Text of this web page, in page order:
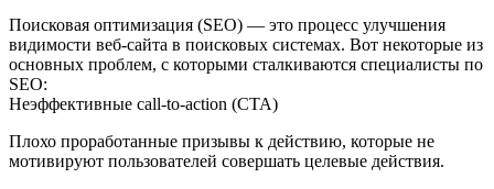
Поисковая оптимизация (SEO) — это процесс улучшения
видимости веб-сайта в поисковых системах. Вот некоторые из
основных проблем, с которыми сталкиваются специалисты по
SEO:
Неэффективные call-to-action (CTA)
Плохо проработанные призывы к действию, которые не
мотивируют пользователей совершать целевые действия.